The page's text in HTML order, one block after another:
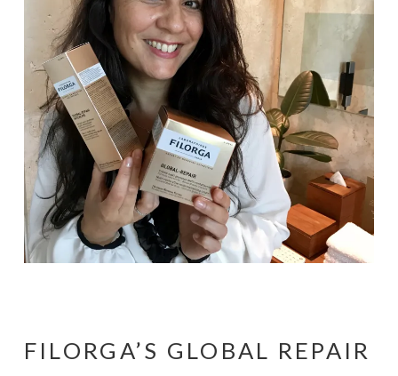
FILORGA’S GLOBAL REPAIR